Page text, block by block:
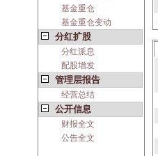
基金重仓
基金重仓变动
分红扩股
分红派息
配股增发
管理层报告
经营总结
公开信息
财报全文
公告全文